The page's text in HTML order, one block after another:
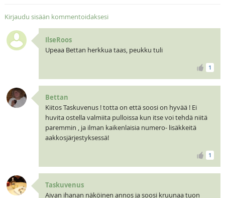
Kirjaudu sisään kommentoidaksesi
IlseRoos
Upeaa Bettan herkkua taas, peukku tuli
1
Bettan
Kiitos Taskuvenus ! totta on että soosi on hyvää ! Ei
huvita ostella valmiita pulloissa kun itse voi tehdä niitä
paremmin , ja ilman kaikenlaisia numero- lisäkkeitä
aakkosjärjestyksessä!
1
Taskuvenus
Aivan ihanan näköinen annos ja soosi kruunaa tuon